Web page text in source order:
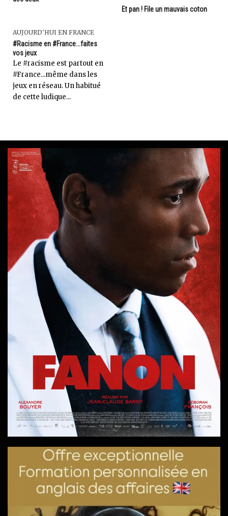
Et pan ! File un mauvais coton
AUJOURD'HUI EN FRANCE
#Racisme en #France...faites
vos jeux
Le #racisme est partout en
#France...même dans les
jeux en réseau. Un habitué
de cette ludique...